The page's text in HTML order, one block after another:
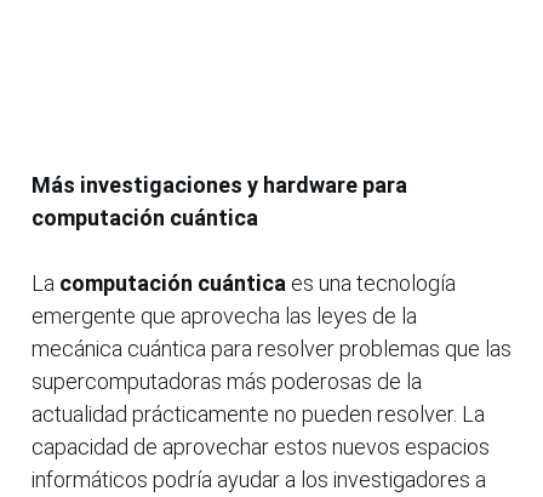
Más investigaciones y hardware para
computación cuántica
La computación cuántica es una tecnología
emergente que aprovecha las leyes de la
mecánica cuántica para resolver problemas que las
supercomputadoras más poderosas de la
actualidad prácticamente no pueden resolver. La
capacidad de aprovechar estos nuevos espacios
informáticos podría ayudar a los investigadores a